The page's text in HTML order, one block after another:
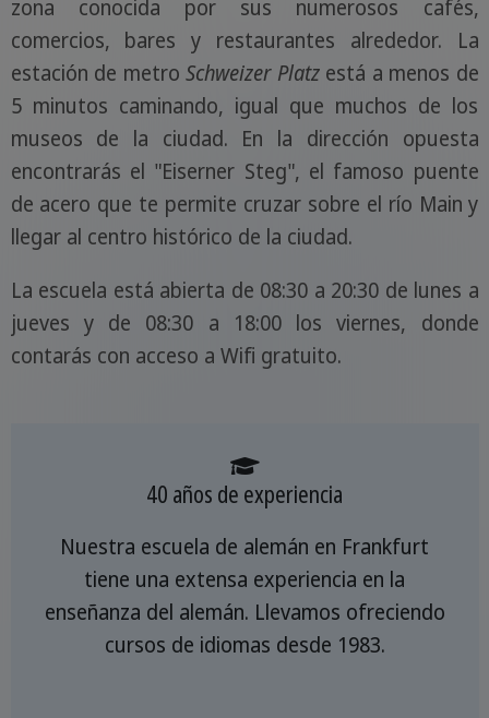
zona conocida por sus numerosos cafés,
comercios, bares y restaurantes alrededor. La
estación de metro Schweizer Platzestá a menos de
5 minutos caminando, igual que muchos de los
museos de la ciudad. En la dirección opuesta
encontrarás el "Eiserner Steg", el famoso puente
de acero que te permite cruzar sobre el río Main y
llegar al centro histórico de la ciudad.
La escuela está abierta de 08:30 a 20:30 de lunes a
jueves y de 08:30 a 18:00 los viernes, donde
contarás con acceso a Wifi gratuito.
40 años de experiencia
Nuestra escuela de alemán en Frankfurt
tiene una extensa experiencia en la
enseñanza del alemán. Llevamos ofreciendo
cursos de idiomas desde 1983.